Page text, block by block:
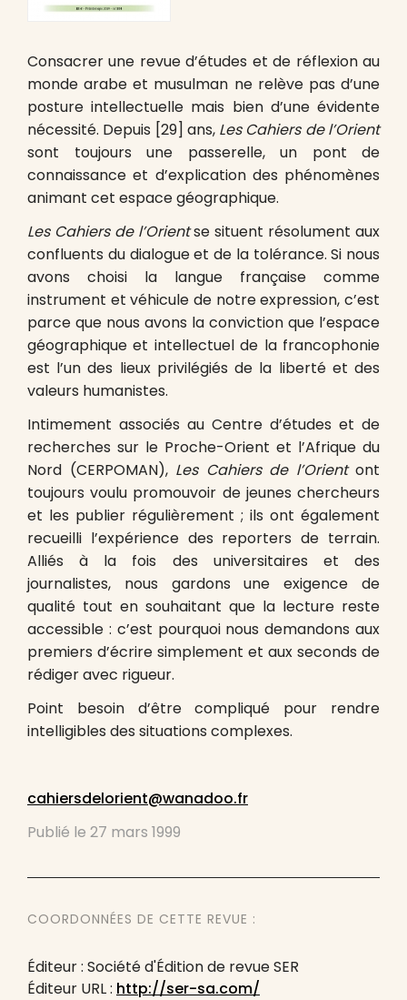
Consacrer une revue d’études et de réflexion au
monde arabe et musulman ne relève pas d’une
posture intellectuelle mais bien d’une évidente
nécessité. Depuis [29] ans, Les Cahiers de l’Orient
sont toujours une passerelle, un pont de
connaissance et d’explication des phénomènes
animant cet espace géographique.
Les Cahiers de l’Orientse situent résolument aux
confluents du dialogue et de la tolérance. Si nous
avons choisi la langue française comme
instrument et véhicule de notre expression, c’est
parce que nous avons la conviction que l’espace
géographique et intellectuel de la francophonie
est l’un des lieux privilégiés de la liberté et des
valeurs humanistes.
Intimement associés au Centre d’études et de
recherches sur le Proche-Orient et l’Afrique du
Nord (CERPOMAN), Les Cahiers de l’Orientont
toujours voulu promouvoir de jeunes chercheurs
et les publier régulièrement ; ils ont également
recueilli l’expérience des reporters de terrain.
Alliés à la fois des universitaires et des
journalistes, nous gardons une exigence de
qualité tout en souhaitant que la lecture reste
accessible : c’est pourquoi nous demandons aux
premiers d’écrire simplement et aux seconds de
rédiger avec rigueur.
Point besoin d’être compliqué pour rendre
intelligibles des situations complexes.
cahiersdelorient@wanadoo.fr
Publié le 27 mars 1999
COORDONNÉES DE CETTE REVUE :
Éditeur : Société d'Édition de revue SER
Éditeur URL : http://ser-sa.com/